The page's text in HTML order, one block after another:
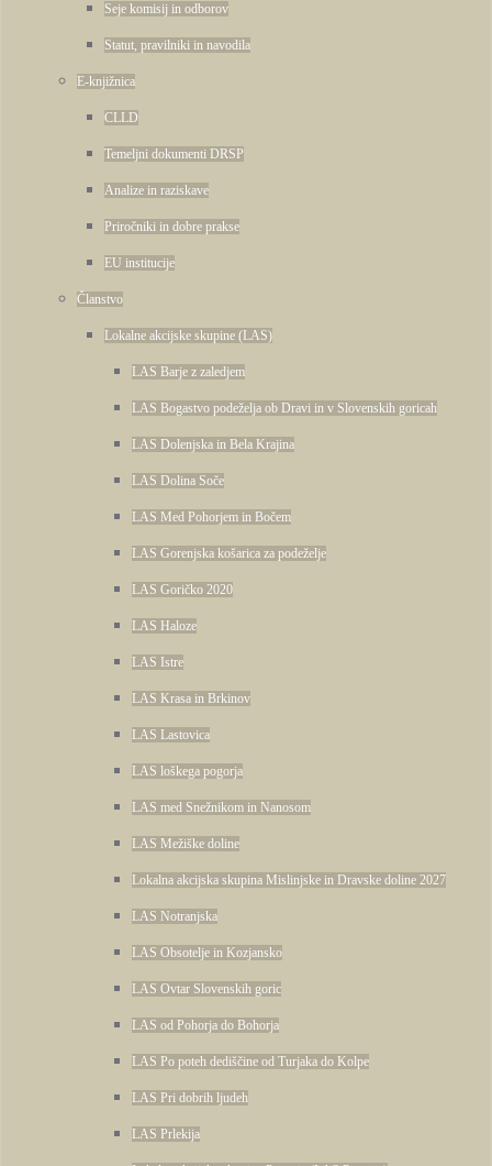
Seje komisij in odborov
Statut, pravilniki in navodila
E-knjižnica
CLLD
Temeljni dokumenti DRSP
Analize in raziskave
Priročniki in dobre prakse
EU institucije
Članstvo
Lokalne akcijske skupine (LAS)
LAS Barje z zaledjem
LAS Bogastvo podeželja ob Dravi in v Slovenskih goricah
LAS Dolenjska in Bela Krajina
LAS Dolina Soče
LAS Med Pohorjem in Bočem
LAS Gorenjska košarica za podeželje
LAS Goričko 2020
LAS Haloze
LAS Istre
LAS Krasa in Brkinov
LAS Lastovica
LAS loškega pogorja
LAS med Snežnikom in Nanosom
LAS Mežiške doline
Lokalna akcijska skupina Mislinjske in Dravske doline 2027
LAS Notranjska
LAS Obsotelje in Kozjansko
LAS Ovtar Slovenskih goric
LAS od Pohorja do Bohorja
LAS Po poteh dediščine od Turjaka do Kolpe
LAS Pri dobrih ljudeh
LAS Prlekija